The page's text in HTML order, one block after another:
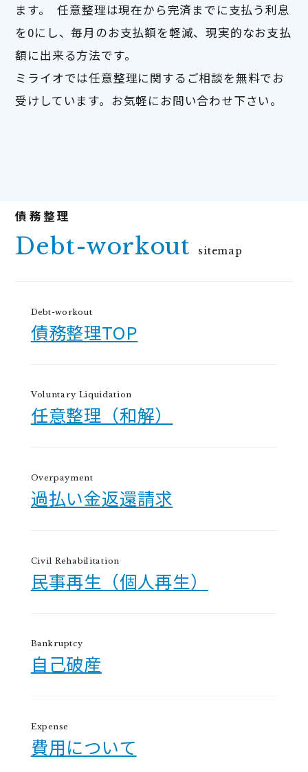
ます。  任意整理は現在から完済までに支払う利息
を0にし、毎月のお支払額を軽減、現実的なお支払
額に出来る方法です。
ミライオでは任意整理に関するご相談を無料でお
受けしています。お気軽にお問い合わせ下さい。
Debt-workout sitemap
Debt-workout
債務整理TOP
Voluntary Liquidation
任意整理（和解）
Overpayment
過払い金返還請求
Civil Rehabilitation
民事再生（個人再生）
Bankruptcy
自己破産
Expense
費用について